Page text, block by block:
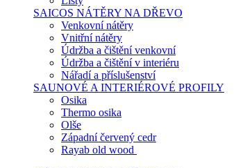
SAICOS NÁTĚRY NA DŘEVO
Venkovní nátěry
Vnitřní nátěry
Údržba a čištění venkovní
Údržba a čištění v interiéru
Nářadí a příslušenství
SAUNOVÉ A INTERIÉROVÉ PROFILY
Osika
Thermo osika
Olše
Západní červený cedr
Rayab old wood